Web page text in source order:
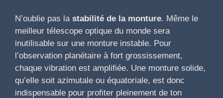
N’oublie pas la stabilité de la monture. Même le
meilleur télescope optique du monde sera
inutilisable sur une monture instable. Pour
l’observation planétaire à fort grossissement,
chaque vibration est amplifiée. Une monture solide,
qu’elle soit azimutale ou équatoriale, est donc
indispensable pour profiter pleinement de ton